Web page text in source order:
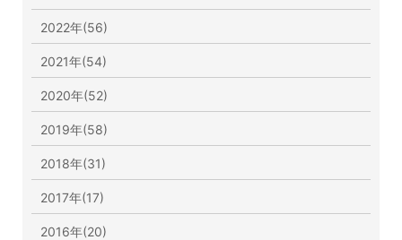
2022年(56)
2021年(54)
2020年(52)
2019年(58)
2018年(31)
2017年(17)
2016年(20)